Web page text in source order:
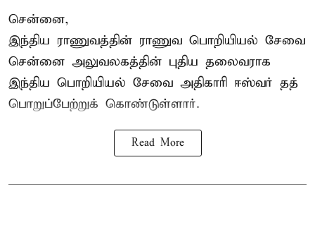
சென்னை,
இந்திய ராணுவத்தின் ராணுவ பொறியியல் சேவை
சென்னை அலுவலகத்தின் புதிய தலைவராக
இந்திய பொறியியல் சேவை அதிகாரி ஈஸ்வர் தத்
பொறுப்பேற்றுக் கொண்டுள்ளார்.
Read More